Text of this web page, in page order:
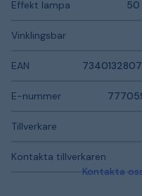
Effekt lampa 50
Vinklingsbar
EAN
E-nummer
Tillverkare
Kontakta tillverkaren
Kontakta